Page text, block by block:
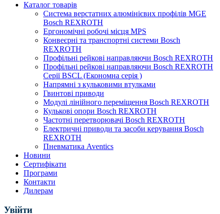
Каталог товарів
Система верстатних алюмінієвих профілів MGE
Bosch REXROTH
Ергономічні робочі місця MPS
Конвеєрні та транспортні системи Bosch
REXROTH
Профільні рейкові направляючи Bosch REXROTH
Профільні рейкові направляючи Bosch REXROTH
Серії BSCL (Економна серія )
Напрямні з кульковими втулками
Гвинтові приводи
Модулі лінійного переміщення Bosch REXROTH
Кулькові опори Bosch REXROTH
Частотні перетворювачі Bosch REXROTH
Електричні приводи та засоби керування Bosch
REXROTH
Пневматика Aventics
Новини
Сертифікати
Програми
Контакти
Дилерам
Увійти